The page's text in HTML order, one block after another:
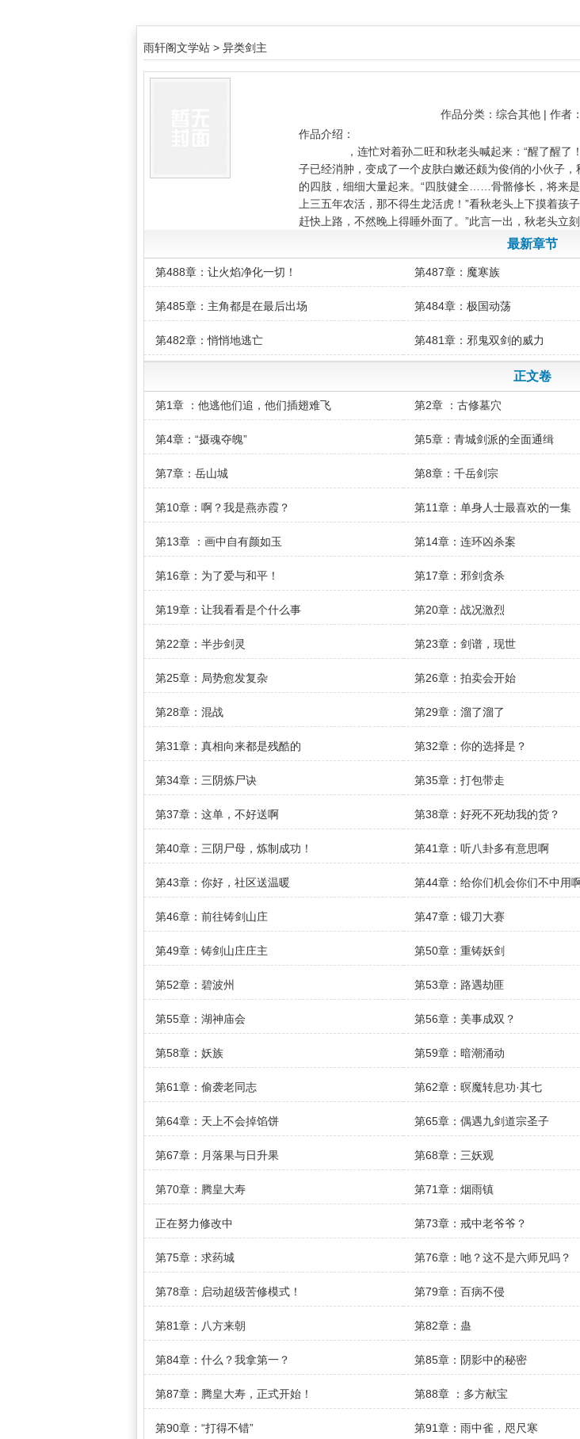
雨轩阁文学站 > 异类剑主
作品分类：综合其他 | 作者
作品介绍：
，连忙对着孙二旺和秋老头喊起来：“醒了醒了！快
子已经消肿，变成了一个皮肤白嫩还颇为俊俏的小伙子
的四肢，细细大量起来。“四肢健全……骨骼修长，将来
上三五年农活，那不得生龙活虎！”看秋老头上下摸着
赶快上路，不然晚上得睡外面了。”此言一出，秋老头立刻
最新章节
第488章：让火焰净化一切！ 第487章：魔寒族
第485章：主角都是在最后出场 第484章：极国动荡
第482章：悄悄地逃亡 第481章：邪鬼双剑的威力
正文卷
第1章 ：他逃他们追，他们插翅难飞 第2章 ：古修墓穴
第4章：“摄魂夺魄” 第5章：青城剑派的全面通缉
第7章：岳山城 第8章：千岳剑宗
第10章：啊？我是燕赤霞？ 第11章：单身人士最喜欢的一集
第13章 ：画中自有颜如玉 第14章：连环凶杀案
第16章：为了爱与和平！ 第17章：邪剑贪杀
第19章：让我看看是个什么事 第20章：战况激烈
第22章：半步剑灵 第23章：剑谱，现世
第25章：局势愈发复杂 第26章：拍卖会开始
第28章：混战 第29章：溜了溜了
第31章：真相向来都是残酷的 第32章：你的选择是？
第34章：三阴炼尸诀 第35章：打包带走
第37章：这单，不好送啊 第38章：好死不死劫我的货？
第40章：三阴尸母，炼制成功！ 第41章：听八卦多有意思啊
第43章：你好，社区送温暖 第44章：给你们机会你们不中用
第46章：前往铸剑山庄 第47章：锻刀大赛
第49章：铸剑山庄庄主 第50章：重铸妖剑
第52章：碧波州 第53章：路遇劫匪
第55章：湖神庙会 第56章：美事成双？
第58章：妖族 第59章：暗潮涌动
第61章：偷袭老同志 第62章：暝魔转息功·其七
第64章：天上不会掉馅饼 第65章：偶遇九剑道宗圣子
第67章：月落果与日升果 第68章：三妖观
第70章：腾皇大寿 第71章：烟雨镇
正在努力修改中 第73章：戒中老爷爷？
第75章：求药城 第76章：吔？这不是六师兄吗？
第78章：启动超级苦修模式！ 第79章：百病不侵
第81章：八方来朝 第82章：蛊
第84章：什么？我拿第一？ 第85章：阴影中的秘密
第87章：腾皇大寿，正式开始！ 第88章 ：多方献宝
第90章：“打得不错” 第91章：雨中雀，咫尺寒